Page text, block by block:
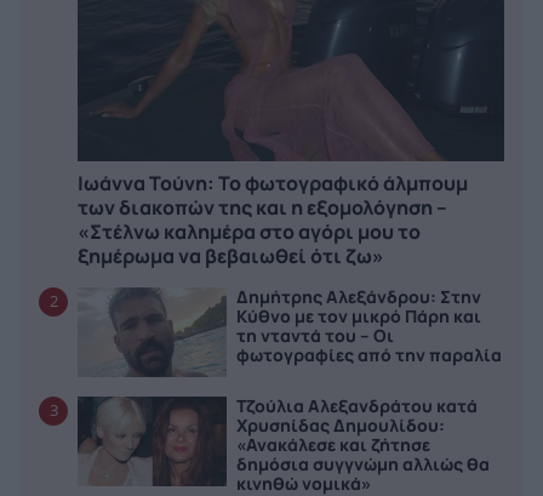
Ιωάννα Τούνη: Το φωτογραφικό άλμπουμ
των διακοπών της και η εξομολόγηση –
«Στέλνω καλημέρα στο αγόρι μου το
ξημέρωμα να βεβαιωθεί ότι ζω»
2
Δημήτρης Αλεξάνδρου: Στην
Κύθνο με τον μικρό Πάρη και
τη νταντά του – Οι
φωτογραφίες από την παραλία
3
Τζούλια Αλεξανδράτου κατά
Χρυσηίδας Δημουλίδου:
«Ανακάλεσε και ζήτησε
δημόσια συγγνώμη αλλιώς θα
κινηθώ νομικά»